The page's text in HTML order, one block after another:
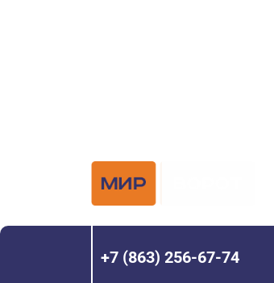
+7 (863) 256-67-74